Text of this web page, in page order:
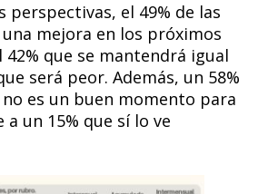
perspectivas, el 49% de las
mejora en los próximos
42% que se mantendrá igual
será peor. Además, un 58%
es un buen momento para
un 15% que sí lo ve